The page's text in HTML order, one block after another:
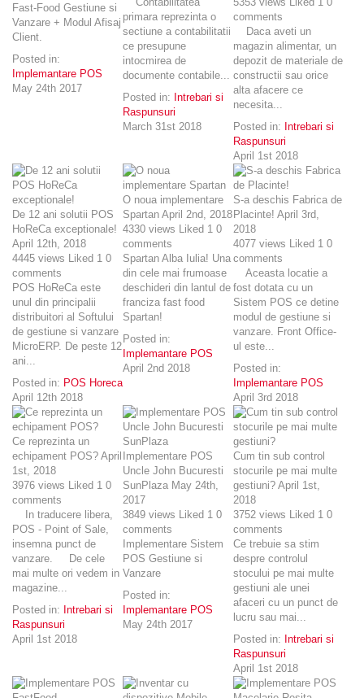
Fast-Food Gestiune si
Vanzare + Modul Afisaj
Client.
Posted in:
Implemantare POS
May 24th 2017
primara reprezinta o
sectiune a contabilitatii
ce presupune
intocmirea de
documente contabile...
Posted in: Intrebari si
Raspunsuri
March 31st 2018
comments
Daca aveti un
magazin alimentar, un
depozit de materiale de
constructii sau orice
alta afacere ce
necesita...
Posted in: Intrebari si
Raspunsuri
April 1st 2018
De 12 ani solutii POS
HoReCa exceptionale!
April 12th, 2018
4445 views Liked 1 0
comments
POS HoReCa este
unul din principalii
distribuitori al Softului
de gestiune si vanzare
MicroERP. De peste 12
ani...
Posted in: POS Horeca
April 12th 2018
O noua implementare
Spartan April 2nd, 2018
4330 views Liked 1 0
comments
Spartan Alba Iulia! Una
din cele mai frumoase
deschideri din lantul de
franciza fast food
Spartan!
Posted in:
Implemantare POS
April 2nd 2018
S-a deschis Fabrica de
Placinte! April 3rd,
2018
4077 views Liked 1 0
comments
Aceasta locatie a
fost dotata cu un
Sistem POS ce detine
modul de gestiune si
vanzare. Front Office-
ul este...
Posted in:
Implemantare POS
April 3rd 2018
Ce reprezinta un
echipament POS? April
1st, 2018
3976 views Liked 1 0
comments
In traducere libera,
POS - Point of Sale,
insemna punct de
vanzare. De cele
mai multe ori vedem in
magazine...
Posted in: Intrebari si
Raspunsuri
April 1st 2018
Implementare POS
Uncle John Bucuresti
SunPlaza May 24th,
2017
3849 views Liked 1 0
comments
Implementare Sistem
POS Gestiune si
Vanzare
Posted in:
Implemantare POS
May 24th 2017
Cum tin sub control
stocurile pe mai multe
gestiuni? April 1st,
2018
3752 views Liked 1 0
comments
Ce trebuie sa stim
despre controlul
stocului pe mai multe
gestiuni ale unei
afaceri cu un punct de
lucru sau mai...
Posted in: Intrebari si
Raspunsuri
April 1st 2018